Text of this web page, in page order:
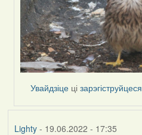
Увайдзіце цізарэгіструйцеся
Lighty- 19.06.2022 - 17:35